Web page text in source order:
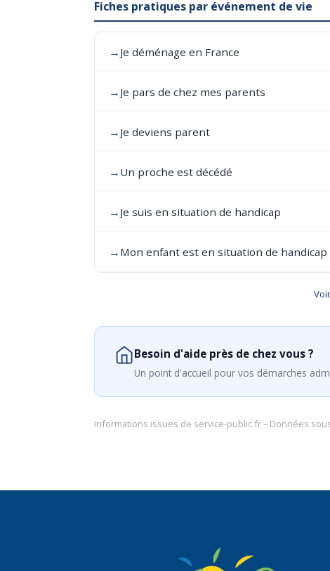
Fiches pratiques par événement de vie
→ Je déménage en France
→ Je pars de chez mes parents
→ Je deviens parent
→ Un proche est décédé
→ Je suis en situation de handicap
→ Mon enfant est en situation de handicap
Besoin d'aide près de chez vous ?
Un point d'accueil pour vos démarches
Informations issues de service-public.fr– Données